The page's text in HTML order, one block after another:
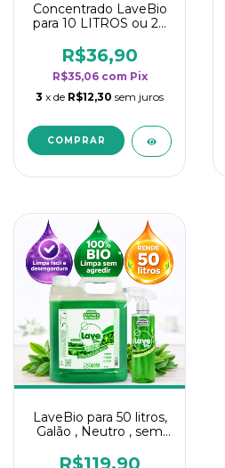
Concentrado LaveBio
para 10 LITROS ou 20
rendimento da
categoria - Neutro
R$36,90
R$35,06 com Pix
3 x de R$12,30 sem juros
LaveBio para 50 litros,
Galão , Neutro , sem